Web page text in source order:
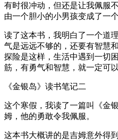
有时很冲动，但还是让我佩服
由一个胆小的小男孩变成了一个
读了这本书，我明白了一个道
气是远远不够的，还要有智慧
探险是这样，生活中遇到一切
筋，有勇气和智慧，就一定可
《金银岛》读书笔记二
这个寒假，我读了一篇叫《
姆，他的勇敢令我佩服。
这本书大概讲的是吉姆意外得